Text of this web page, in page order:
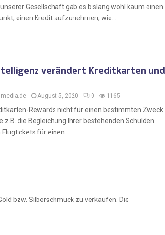
Gesellschaft gab es bislang wohl kaum einen
einen Kredit aufzunehmen, wie...
verändert Kreditkarten und
August 5, 2020 0 1165
Rewards nicht für einen bestimmten Zweck
z.B. die Begleichung Ihrer bestehenden Schulden
für einen...
bzw. Silberschmuck zu verkaufen. Die